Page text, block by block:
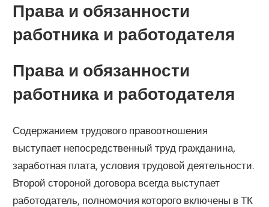
Права и обязанности
работника и работодателя
Права и обязанности
работника и работодателя
Содержанием трудового правоотношения
выступает непосредственный труд гражданина,
заработная плата, условия трудовой деятельности.
Второй стороной договора всегда выступает
работодатель, полномочия которого включены в ТК